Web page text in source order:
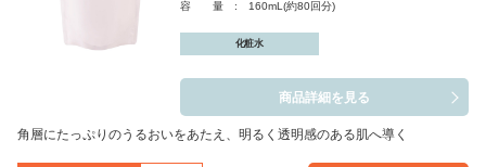
容 量 : 160mL(約80回分)
化粧水
商品詳細を見る
角層にたっぷりのうるおいをあたえ、明るく透明感のある肌へ導く